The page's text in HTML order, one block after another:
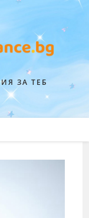
ЗА ТЕБ